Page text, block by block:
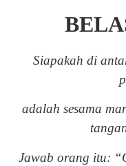
Siapakah di
adalah sesama
Jawab orang itu: